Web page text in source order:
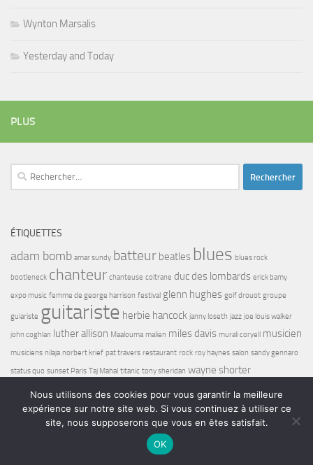
Wynton Marsalis
Yesterday and Today
PLUS
Rechercher :
ÉTIQUETTES
adam bomb amar sundy batteur beatles blues blues rock
bootleneck chanteur chanteuse coltrane duc des lombards erick bamy
expo music femme de george harrison festival glenn hughes golf drouot groupe
guiariste guitariste herbie hancock janny loseth jazz joe louis walker
john coghlan luther allison Maalouma malien miles davis murali coryell musicien
musiciens nilaja norbert krief pat travers restaurant rock roy haynes salon sandy gennaro
status quo sunset Paris Taj Mahal titanic tony sheridan wayne shorter
Bel7 Infos © 2026. Tous droits réservés.
Nous utilisons des cookies pour vous garantir la meilleure
expérience sur notre site web. Si vous continuez à utiliser ce
site, nous supposerons que vous en êtes satisfait.
OK